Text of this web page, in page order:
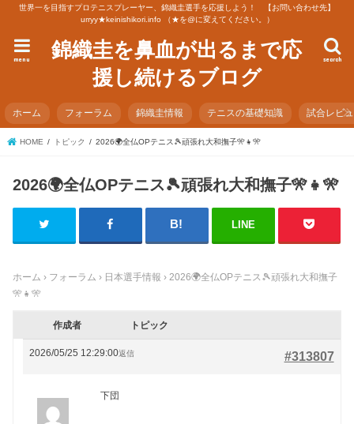
世界一を目指すプロテニスプレーヤー、錦織圭選手を応援しよう！ 【お問い合わせ先】
urryy★keinishikori.info （★を@に変えてください。）
錦織圭を鼻血が出るまで応
援し続けるブログ
search
menu
ホーム フォーラム 錦織圭情報 テニスの基礎知識 試合レビ
HOME トピック 2026🌍全仏OPテニス🎾頑張れ大和撫子🎌👧🎌
2026🌍全仏OPテニス🎾頑張れ大和撫子🎌👧🎌
LINE
ホーム › フォーラム › 日本選手情報 › 2026🌍全仏OPテニス🎾頑張れ大和撫子
🎌👧🎌
作成者 トピック
2026/05/25 12:29:00 #313807
返信
下団